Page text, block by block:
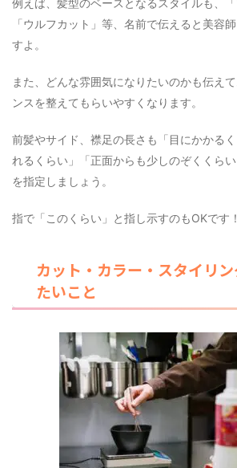
例えば、髪型のベースとなるスタイルも、「
「ウルフカット」等、名前で伝えると美容
すよ。
また、どんな雰囲気になりたいのかも伝え
ンスを整えてもらいやすくなります。
前髪やサイド、襟足の長さも「目にかかる
れるくらい」「正面からも少しのぞくくら
を指定しましょう。
指で「このくらい」と指し示すのもOKです！
カット・カラー・スタイリ
たいこと